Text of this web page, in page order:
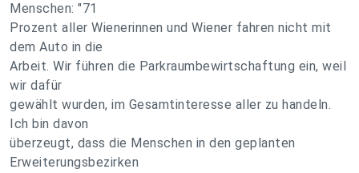
Menschen: "71
Prozent aller Wienerinnen und Wiener fahren nicht mit
dem Auto in die
Arbeit. Wir führen die Parkraumbewirtschaftung ein, weil
wir dafür
gewählt wurden, im Gesamtinteresse aller zu handeln.
Ich bin davon
überzeugt, dass die Menschen in den geplanten
Erweiterungsbezirken